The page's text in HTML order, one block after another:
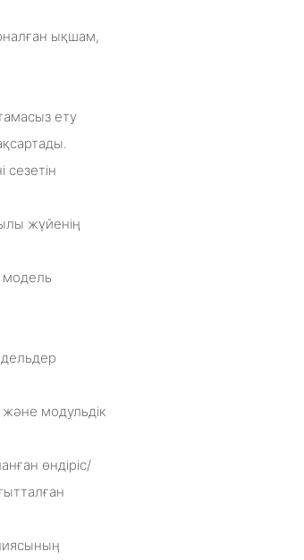
ықшам,
ету
жүйенің
модель
және модульдік
өндіріс/